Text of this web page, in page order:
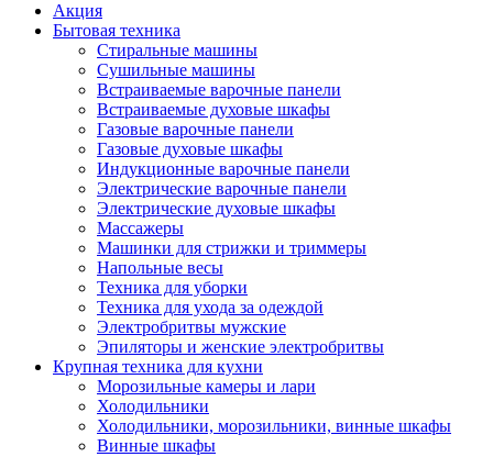
Акция
Бытовая техника
Стиральные машины
Сушильные машины
Встраиваемые варочные панели
Встраиваемые духовые шкафы
Газовые варочные панели
Газовые духовые шкафы
Индукционные варочные панели
Электрические варочные панели
Электрические духовые шкафы
Массажеры
Машинки для стрижки и триммеры
Напольные весы
Техника для уборки
Техника для ухода за одеждой
Электробритвы мужские
Эпиляторы и женские электробритвы
Крупная техника для кухни
Морозильные камеры и лари
Холодильники
Холодильники, морозильники, винные шкафы
Винные шкафы